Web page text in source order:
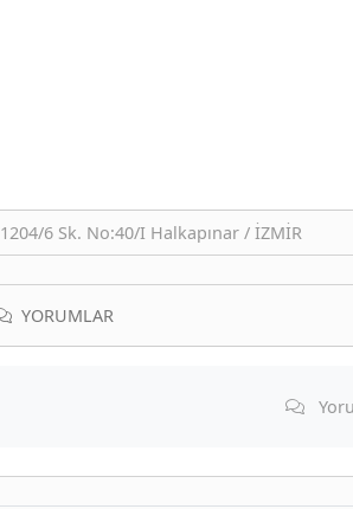
1204/6 Sk. No:40/I Halkapınar / İZMİR
YORUMLAR